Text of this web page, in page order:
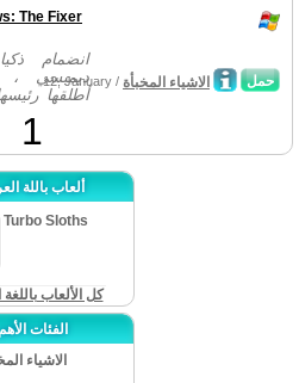
The Fixer
انضمام
أطلقها
حمل 12, January / الاشياء المخبأة
1
ألعاب باللة
Turbo Sloths
كل الألعاب باللغة
الفئات الأهم
الاشياء